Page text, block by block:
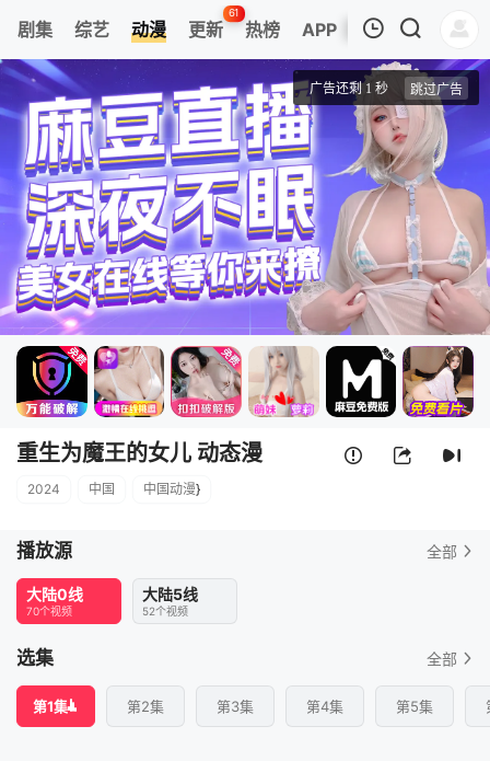
剧集 综艺 动漫 更新
61
热榜 APP
我的观影记录
第1集
重生为魔王的女儿 动态漫画
清空
重生为魔王的女儿 动态漫
2024 中国 中国动漫}
播放源 全部
大陆0线
70个视频
大陆5线
52个视频
选集 全部
第1集 第2集 第3集 第4集 第5集